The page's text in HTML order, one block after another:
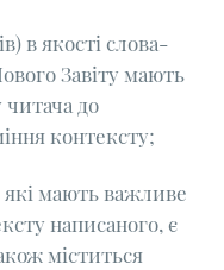
в якості слова-
Завіту мають
читача до
контексту;
мають важливе
написаного, є
міститься